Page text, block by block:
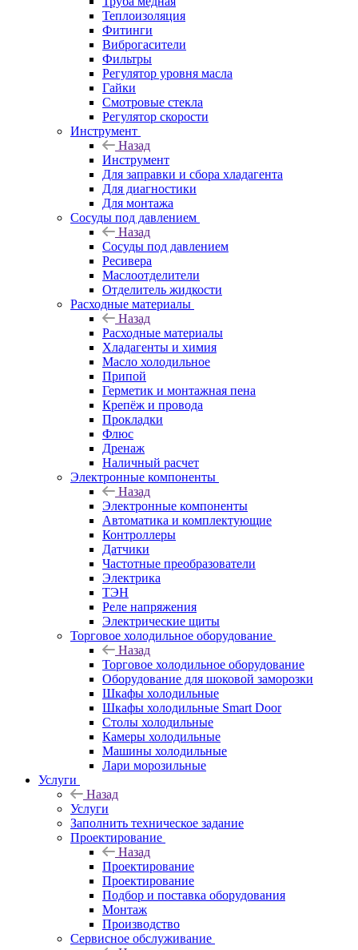
Теплоизоляция
Фитинги
Виброгасители
Фильтры
Регулятор уровня масла
Гайки
Смотровые стекла
Регулятор скорости
Инструмент
Назад
Инструмент
Для заправки и сбора хладагента
Для диагностики
Для монтажа
Сосуды под давлением
Назад
Сосуды под давлением
Ресивера
Маслоотделители
Отделитель жидкости
Расходные материалы
Назад
Расходные материалы
Хладагенты и химия
Масло холодильное
Припой
Герметик и монтажная пена
Крепёж и провода
Прокладки
Флюс
Дренаж
Наличный расчет
Электронные компоненты
Назад
Электронные компоненты
Автоматика и комплектующие
Контроллеры
Датчики
Частотные преобразователи
Электрика
ТЭН
Реле напряжения
Электрические щиты
Торговое холодильное оборудование
Назад
Торговое холодильное оборудование
Оборудование для шоковой заморозки
Шкафы холодильные
Шкафы холодильные Smart Door
Столы холодильные
Камеры холодильные
Машины холодильные
Лари морозильные
Услуги
Назад
Услуги
Заполнить техническое задание
Проектирование
Назад
Проектирование
Проектирование
Подбор и поставка оборудования
Монтаж
Производство
Сервисное обслуживание